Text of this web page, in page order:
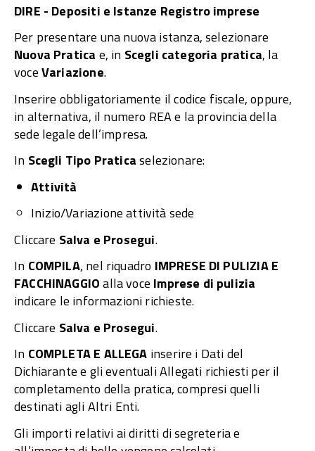
DIRE - Depositi e Istanze Registro imprese
Per presentare una nuova istanza, selezionare
Nuova Pratica e, in Scegli categoria pratica, la
voceVariazione.
Inserire obbligatoriamente il codice fiscale, oppure,
in alternativa, il numero REA e la provincia della
sede legale dell’impresa.
In Scegli Tipo Praticaselezionare:
Attività
Inizio/Variazione attività sede
Cliccare Salva e Prosegui.
In COMPILA, nel riquadro IMPRESE DI PULIZIA E
FACCHINAGGIOalla voce Imprese di pulizia
indicare le informazioni richieste.
Cliccare Salva e Prosegui.
In COMPLETA E ALLEGA inserire i Dati del
Dichiarante e gli eventuali Allegati richiesti per il
completamento della pratica, compresi quelli
destinati agli Altri Enti.
Gli importi relativi ai diritti di segreteria e